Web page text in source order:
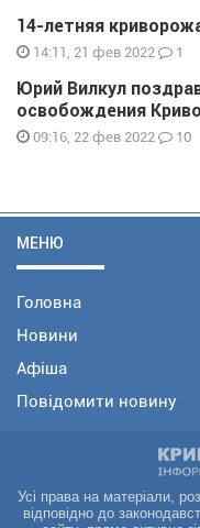
14-летняя
14:11, 21 фев 2022 1
Юрий Вилкул
освобождения
09:16, 22 фев 2022 10
МЕНЮ
Головна
Новини
Афіша
Повідомити новину
Усі права на матеріали,
відповідно до